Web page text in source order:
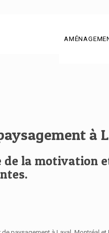
à
de la motivation